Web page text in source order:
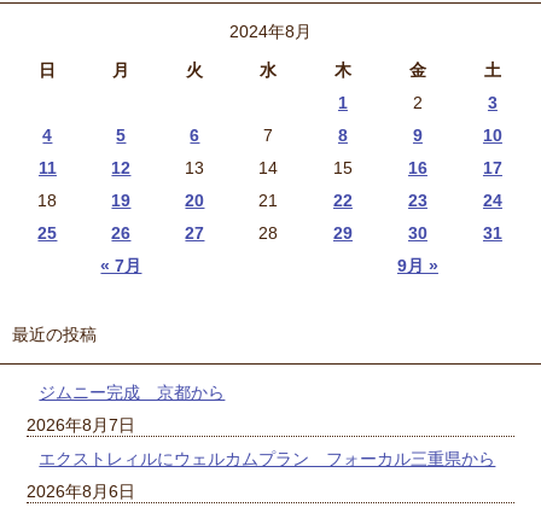
2024年8月
日
月 火 水 木 金 土
« 7月 9月 »
1 2
3
4
5 6 7 8 9
10
11
12 13 14 15 16
17
18
19 20 21 22 23
24
25
26 27 28 29 30 31
最近の投稿
ジムニー完成 京都から
2026年8月7日
エクストレィルにウェルカムプラン フォーカル三重県から
2026年8月6日